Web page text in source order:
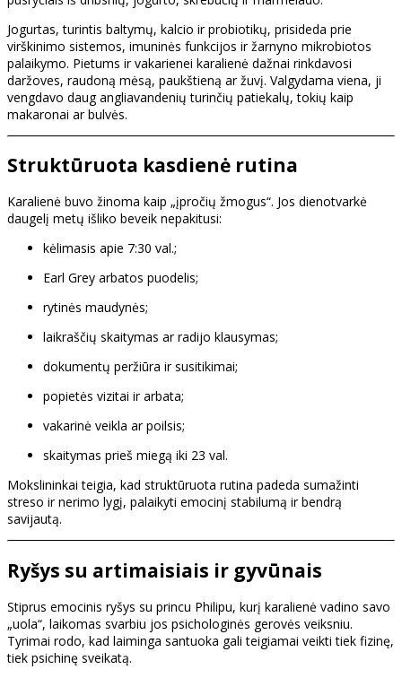
Jogurtas, turintis baltymų, kalcio ir probiotikų, prisideda prie
virškinimo sistemos, imuninės funkcijos ir žarnyno mikrobiotos
palaikymo. Pietums ir vakarienei karalienė dažnai rinkdavosi
daržoves, raudoną mėsą, paukštieną ar žuvį. Valgydama viena, ji
vengdavo daug angliavandenių turinčių patiekalų, tokių kaip
makaronai ar bulvės.
Struktūruota kasdienė rutina
Karalienė buvo žinoma kaip „įpročių žmogus“. Jos dienotvarkė
daugelį metų išliko beveik nepakitusi:
kėlimasis apie 7:30 val.;
Earl Grey arbatos puodelis;
rytinės maudynės;
laikraščių skaitymas ar radijo klausymas;
dokumentų peržiūra ir susitikimai;
popietės vizitai ir arbata;
vakarinė veikla ar poilsis;
skaitymas prieš miegą iki 23 val.
Mokslininkai teigia, kad struktūruota rutina padeda sumažinti
streso ir nerimo lygį, palaikyti emocinį stabilumą ir bendrą
savijautą.
Ryšys su artimaisiais ir gyvūnais
Stiprus emocinis ryšys su princu Philipu, kurį karalienė vadino savo
„uola“, laikomas svarbiu jos psichologinės gerovės veiksniu.
Tyrimai rodo, kad laiminga santuoka gali teigiamai veikti tiek fizinę,
tiek psichinę sveikatą.